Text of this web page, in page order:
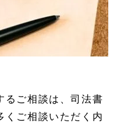
るご相談は、司法書
くご相談いただく内